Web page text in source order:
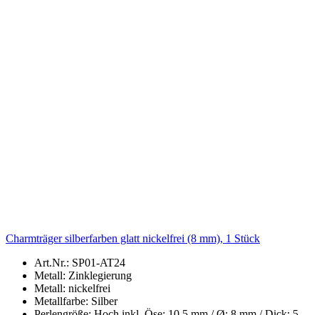
Charmträger silberfarben glatt nickelfrei (8 mm), 1 Stück
Art.Nr.: SP01-AT24
Metall: Zinklegierung
Metall: nickelfrei
Metallfarbe: Silber